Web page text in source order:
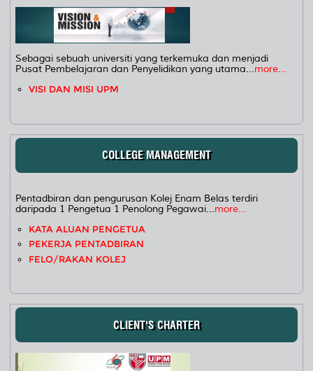
Sebagai sebuah universiti yang terkemuka dan menjadi
Pusat Pembelajaran dan Penyelidikan yang utama...more...
VISI DAN MISI UPM
COLLEGE MANAGEMENT
Pentadbiran dan pengurusan Kolej Enam Belas terdiri
daripada 1 Pengetua 1 Penolong Pegawai...more...
KATA ALUAN PENGETUA
PEKERJA PENTADBIRAN
FELO/RAKAN KOLEJ
CLIENT'S CHARTER